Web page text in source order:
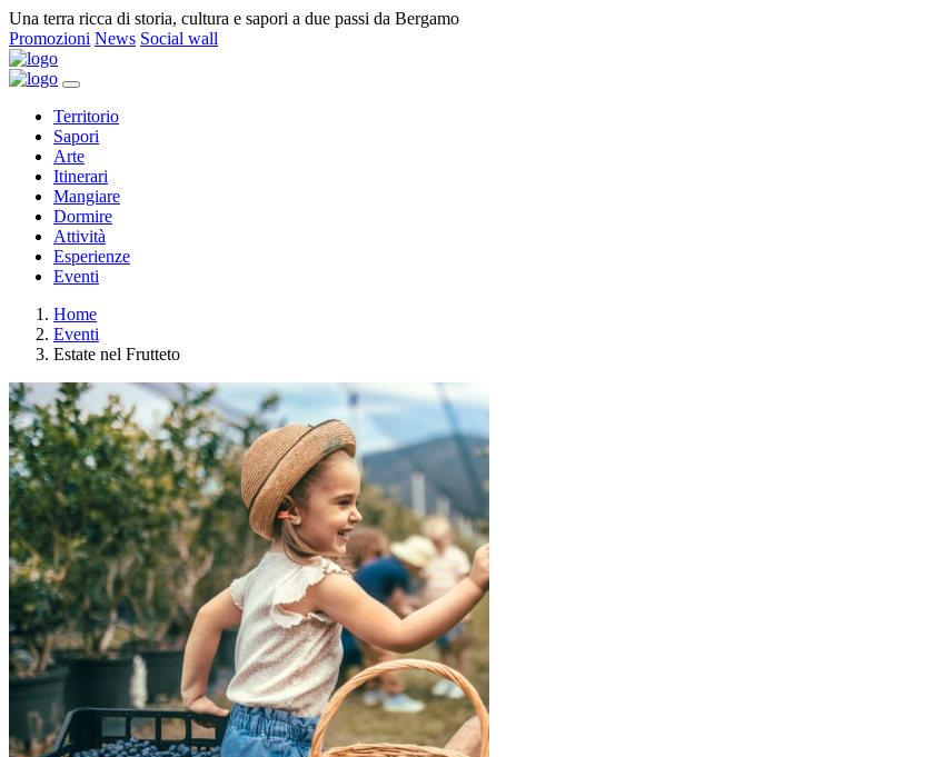
Una terra ricca di storia, cultura e sapori a due passi da Bergamo
Promozioni News Social wall
Territorio
Sapori
Arte
Itinerari
Mangiare
Dormire
Attività
Esperienze
Eventi
Home
Eventi
Estate nel Frutteto